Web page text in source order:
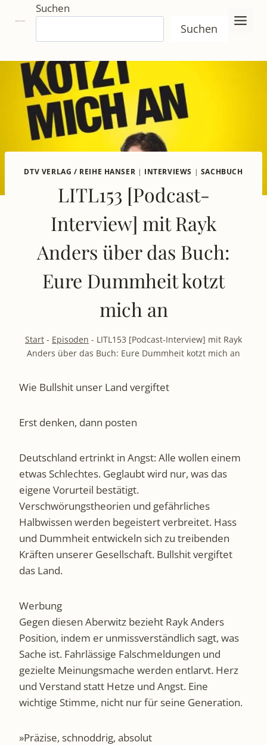
Inhalt
springen
Suchen
Suchen
DTV VERLAG / REIHE HANSER | INTERVIEWS | SACHBUCH
LITL153 [Podcast-
Interview] mit Rayk
Anders über das Buch:
Eure Dummheit kotzt
mich an
Start - Episoden - LITL153 [Podcast-Interview] mit Rayk
Anders über das Buch: Eure Dummheit kotzt mich an
Wie Bullshit unser Land vergiftet
Erst denken, dann posten
Deutschland ertrinkt in Angst: Alle wollen einem
etwas Schlechtes. Geglaubt wird nur, was das
eigene Vorurteil bestätigt.
Verschwörungstheorien und gefährliches
Halbwissen werden begeistert verbreitet. Hass
und Dummheit entwickeln sich zu treibenden
Kräften unserer Gesellschaft. Bullshit vergiftet
das Land.
Werbung
Gegen diesen Aberwitz bezieht Rayk Anders
Position, indem er unmissverständlich sagt, was
Sache ist. Fahrlässige Falschmeldungen und
gezielte Meinungsmache werden entlarvt. Herz
und Verstand statt Hetze und Angst. Eine
wichtige Stimme, nicht nur für seine Generation.
»Präzise, schnoddrig, absolut